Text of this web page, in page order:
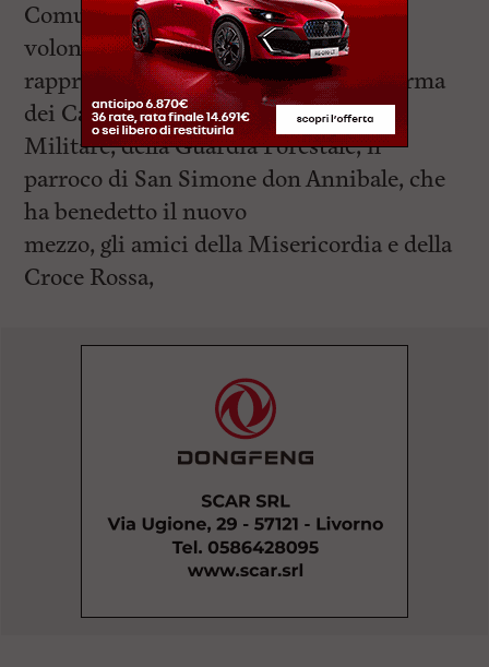
Comunale al
volontariato Andrea Morini,
rappresentanti della Provincia, dell’Arma
dei Carabinieri, della Marina
Militare, della Guardia Forestale, il
parroco di San Simone don Annibale, che
ha benedetto il nuovo
mezzo, gli amici della Misericordia e della
Croce Rossa,